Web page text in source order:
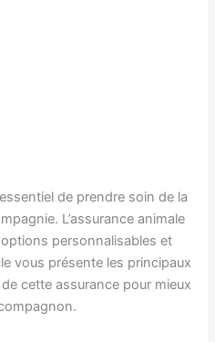
de prendre soin de la
L’assurance animale
personnalisables et
vous présente les principaux
cette assurance pour mieux